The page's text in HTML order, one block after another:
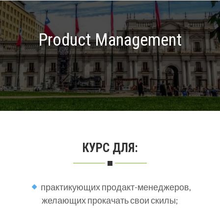
Product Management
КУРС ДЛЯ:
практикующих продакт-менеджеров,
желающих прокачать свои скилы;